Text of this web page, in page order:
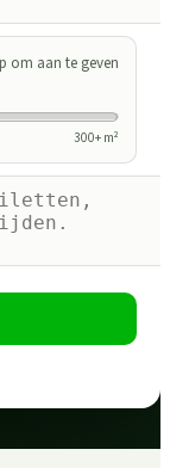
om aan te geven
300+ m²